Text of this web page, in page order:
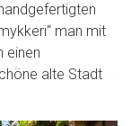
man mit
einen
alte Stadt